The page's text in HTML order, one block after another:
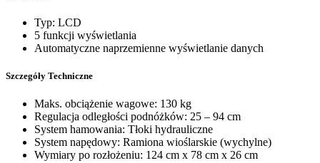
Typ: LCD
5 funkcji wyświetlania
Automatyczne naprzemienne wyświetlanie danych
Szczegóły Techniczne
Maks. obciążenie wagowe: 130 kg
Regulacja odległości podnóżków: 25 – 94 cm
System hamowania: Tłoki hydrauliczne
System napędowy: Ramiona wioślarskie (wychylne)
Wymiary po rozłożeniu: 124 cm x 78 cm x 26 cm